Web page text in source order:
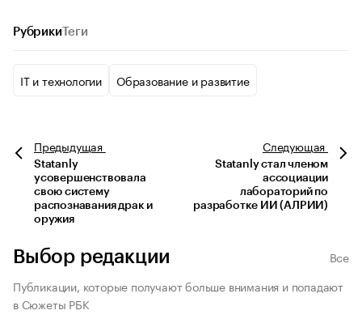
Рубрики Теги
IT и технологии Образование и развитие
Предыдущая
Statanly
усовершенствовала
свою систему
распознавания драк и
оружия
Следующая
Statanly стал членом
ассоциации
лабораторий по
разработке ИИ (АЛРИИ)
Выбор редакции
Все
Публикации, которые получают больше внимания и попадают
в Сюжеты РБК